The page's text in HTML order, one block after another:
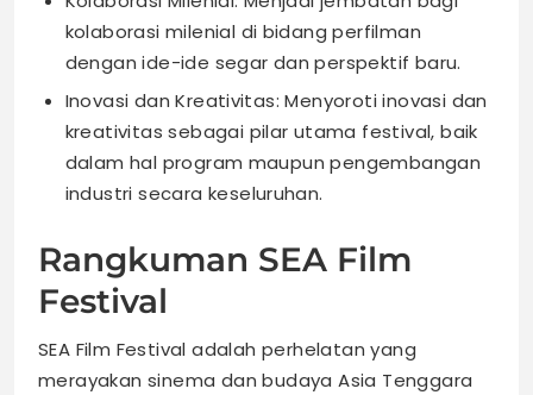
kolaborasi milenial di bidang perfilman
dengan ide-ide segar dan perspektif baru.
Inovasi dan Kreativitas: Menyoroti inovasi dan
kreativitas sebagai pilar utama festival, baik
dalam hal program maupun pengembangan
industri secara keseluruhan.
Rangkuman SEA Film
Festival
SEA Film Festival adalah perhelatan yang
merayakan sinema dan budaya Asia Tenggara